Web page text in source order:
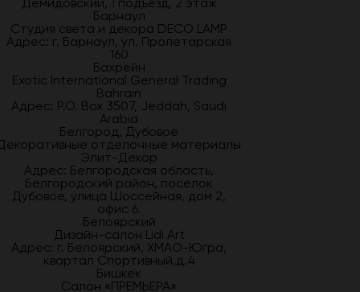
Барнаул
Студия света и декора DECO LAMP
Адрес: г. Барнаул, ул. Пролетарская
160
Бахрейн
Exotic International General Trading
Bahrain
Адрес: P.O. Box 3507, Jeddah, Saudi
Arabia
Белгород, Дубовое
отделочные материалы
Элит-Декор
Адрес: Белгородская область,
Белгородский район, посёлок
Дубовое, улица Шоссейная, дом 2,
офис 6.
Белоярский
Дизайн-салон Lidi Art
Адрес: г. Белоярский, ХМАО-Югра,
квартал Спортивный,д.4
Бишкек
Салон «ПРЕМЬЕРА»